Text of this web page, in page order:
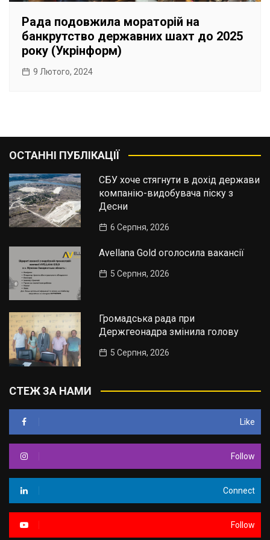
Рада подовжила мораторій на
банкрутство державних шахт до 2025
року (Укрінформ)
9 Лютого, 2024
ОСТАННІ ПУБЛІКАЦІЇ
СБУ хоче стягнути в дохід держави
компанію-видобувача піску з
Десни
6 Серпня, 2026
Avellana Gold оголосила вакансії
5 Серпня, 2026
Громадська рада при
Держгеонадра змінила голову
5 Серпня, 2026
СТЕЖ ЗА НАМИ
Like
Follow
Connect
Follow